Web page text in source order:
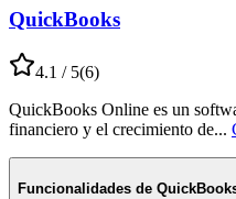
QuickBooks
4.1 / 5(6)
QuickBooks Online es un
financiero y el crecimiento de...
Funcionalidades de